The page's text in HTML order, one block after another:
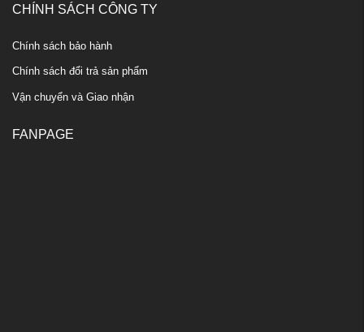
CHÍNH SÁCH CÔNG TY
Chính sách bảo hành
Chính sách đổi trả sản phẩm
Vận chuyển và Giao nhận
FANPAGE